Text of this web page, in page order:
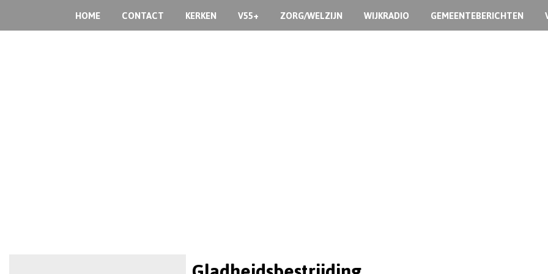
HOME CONTACT KERKEN V55+ ZORG/WELZIJN WIJKRADIO GEMEENTEBERICHTEN